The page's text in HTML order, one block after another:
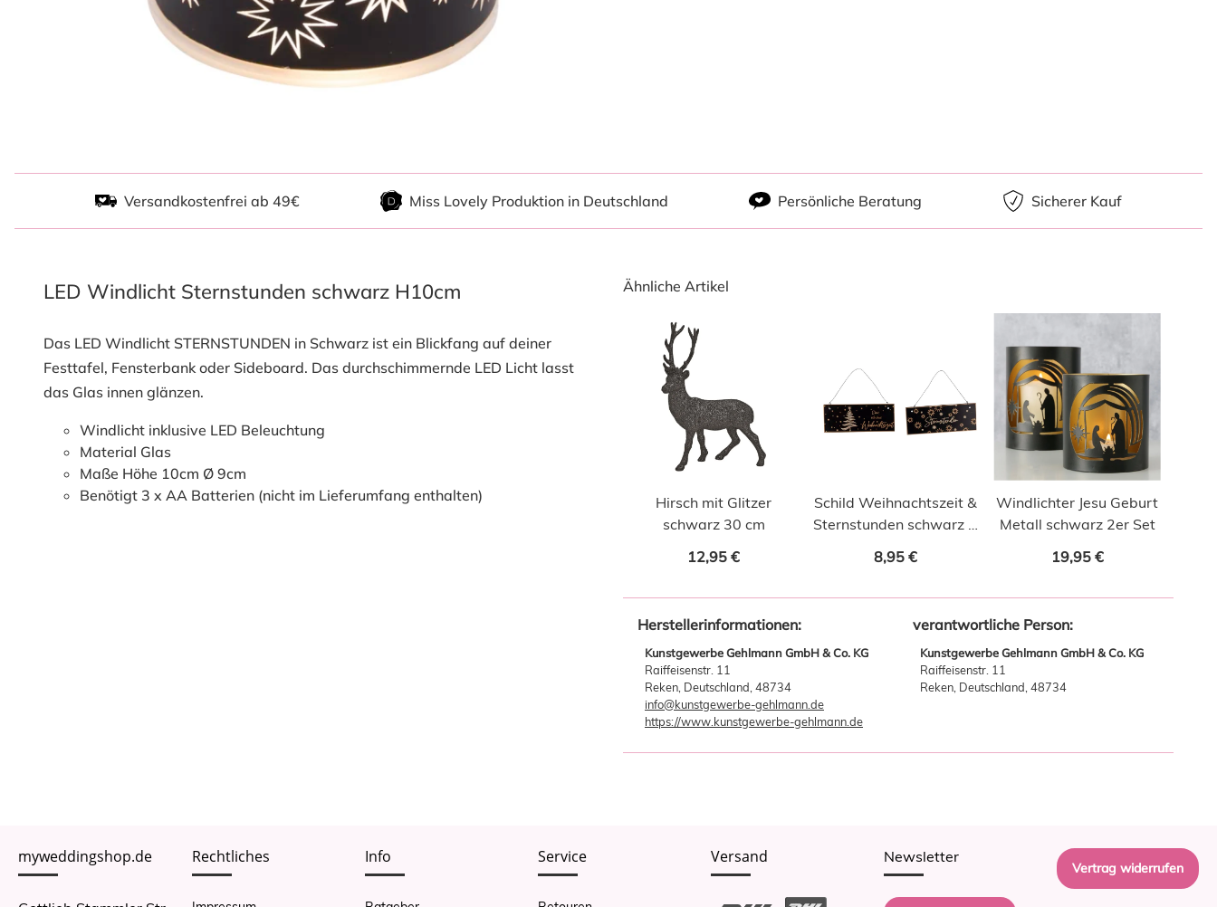
Versandkostenfrei ab 49€ Miss Lovely Produktion in Deutschland Persönliche Beratung Sicherer Kauf
LED Windlicht Sternstunden schwarz H10cm
Das LED Windlicht STERNSTUNDEN in Schwarz ist ein Blickfang auf deiner
Festtafel, Fensterbank oder Sideboard. Das durchschimmernde LED Licht lasst
das Glas innen glänzen.
Windlicht inklusive LED Beleuchtung
Material Glas
Maße Höhe 10cm Ø 9cm
Benötigt 3 x AA Batterien (nicht im Lieferumfang enthalten)
Ähnliche Artikel
Hirsch mit Glitzer
schwarz 30 cm
12,95 €
Schild Weihnachtszeit &
Sternstunden schwarz 2
8,95 €
Windlichter Jesu Geburt
Metall schwarz 2er Set
19,95 €
Herstellerinformationen:
Kunstgewerbe Gehlmann GmbH & Co. KG
Raiffeisenstr. 11
Reken, Deutschland, 48734
info@kunstgewerbe-gehlmann.de
https://www.kunstgewerbe-gehlmann.de
verantwortliche Person:
Kunstgewerbe Gehlmann GmbH & Co. KG
Raiffeisenstr. 11
Reken, Deutschland, 48734
myweddingshop.de Rechtliches Info Service Versand Newsletter
Vertrag widerrufen